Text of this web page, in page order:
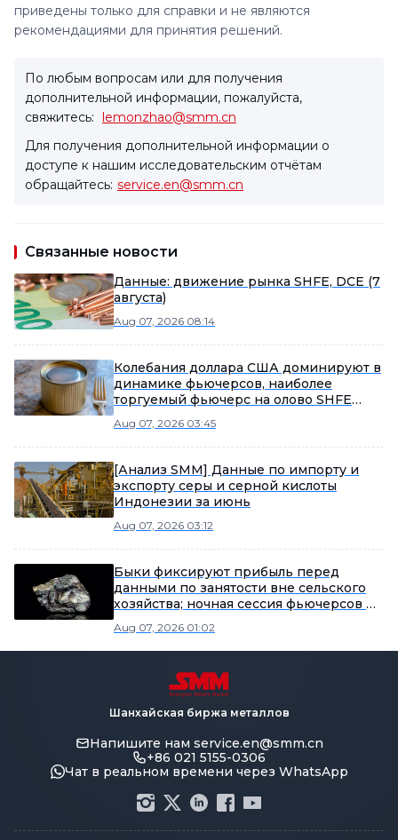
приведены только для справки и не являются
рекомендациями для принятия решений.
По любым вопросам или для получения
дополнительной информации, пожалуйста,
свяжитесь: lemonzhao@smm.cn
Для получения дополнительной информации о
доступе к нашим исследовательским отчётам
обращайтесь: service.en@smm.cn
Связанные новости
Данные: движение рынка SHFE, DCE (7
августа)
Aug 07, 2026 08:14
Колебания доллара США доминируют в
динамике фьючерсов, наиболее
торгуемый фьючерс на олово SHFE
олову на середину дня]
Aug 07, 2026 03:45
[Анализ SMM] Данные по импорту и
экспорту серы и серной кислоты
Индонезии за июнь
Aug 07, 2026 03:12
Быки фиксируют прибыль перед
данными по занятости вне сельского
хозяйства; ночная сессия фьючерсов на
431 080 юаней за тонну [Утренний
обзор рынка олова SMM]
Aug 07, 2026 01:02
Шанхайская биржа металлов
Напишите нам service.en@smm.cn
+86 021 5155-0306
Чат в реальном времени через WhatsApp